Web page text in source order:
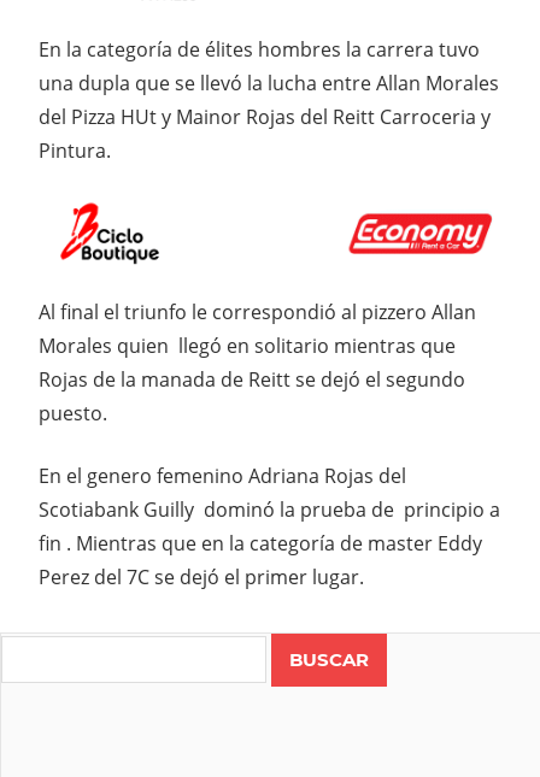
En la categoría de élites hombres la carrera tuvo
una dupla que se llevó la lucha entre Allan Morales
del Pizza HUt y Mainor Rojas del Reitt Carroceria y
Pintura.
Al final el triunfo le correspondió al pizzero Allan
Morales quien llegó en solitario mientras que
Rojas de la manada de Reitt se dejó el segundo
puesto.
En el genero femenino Adriana Rojas del
Scotiabank Guilly dominó la prueba de principio a
fin . Mientras que en la categoría de master Eddy
Perez del 7C se dejó el primer lugar.